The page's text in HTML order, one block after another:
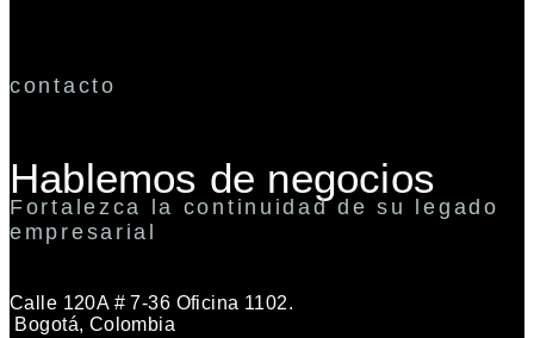
contacto
Hablemos de negocios
Fortalezca la continuidad de su legado
empresarial
Calle 120A # 7-36 Oficina 1102.
Bogotá, Colombia